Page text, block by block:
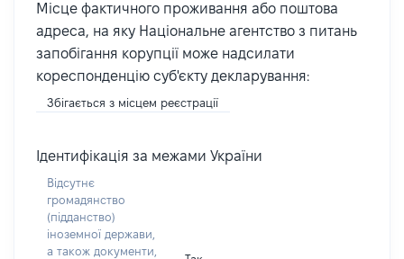
Місце фактичного проживання або поштова
адреса, на яку Національне агентство з питань
запобігання корупції може надсилати
кореспонденцію суб'єкту декларування:
Збігається з місцем реєстрації
Ідентифікація за межами України
Відсутнє
громадянство
(підданство)
іноземної держави,
а також документи,